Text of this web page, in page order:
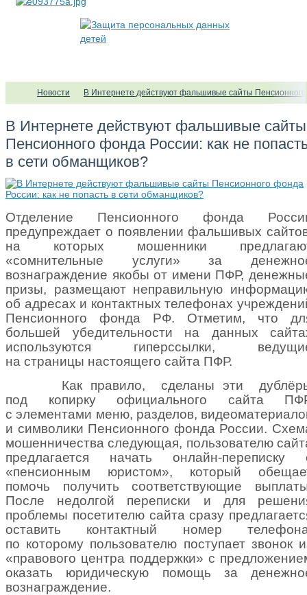
Новости В Интернете действуют фальшивые сайты
В Интернете действуют фальшивые сайты
Пенсионного фонда России: как не
в сети обманщиков?
Отделение Пенсионного фонда
предупреждает о появлении фальшивых
на которых мошенники
«сомнительные услуги» за
вознаграждение якобы от имени ПФР,
призы, размещают неправильную
об адресах и контактных телефонах
Пенсионного фонда РФ. Отметим, что
большей убедительности на данных
используются гиперссылки,
на страницы настоящего сайта ПФР.
Как правило, сделаны эти
под копирку официального сайта
с элементами меню, разделов,
и символики Пенсионного фонда России.
мошенничества следующая, пользователю
предлагается начать онлайн-переписку
«пенсионным юристом», который
помочь получить соответствующие
После недолгой переписки и для
проблемы посетителю сайта сразу
оставить контактный номер
по которому пользователю поступает звонок
«правового центра поддержки» с
оказать юридическую помощь за
вознаграждение.